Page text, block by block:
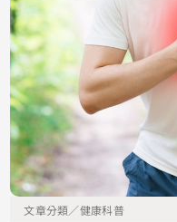
文章分類／健康科普